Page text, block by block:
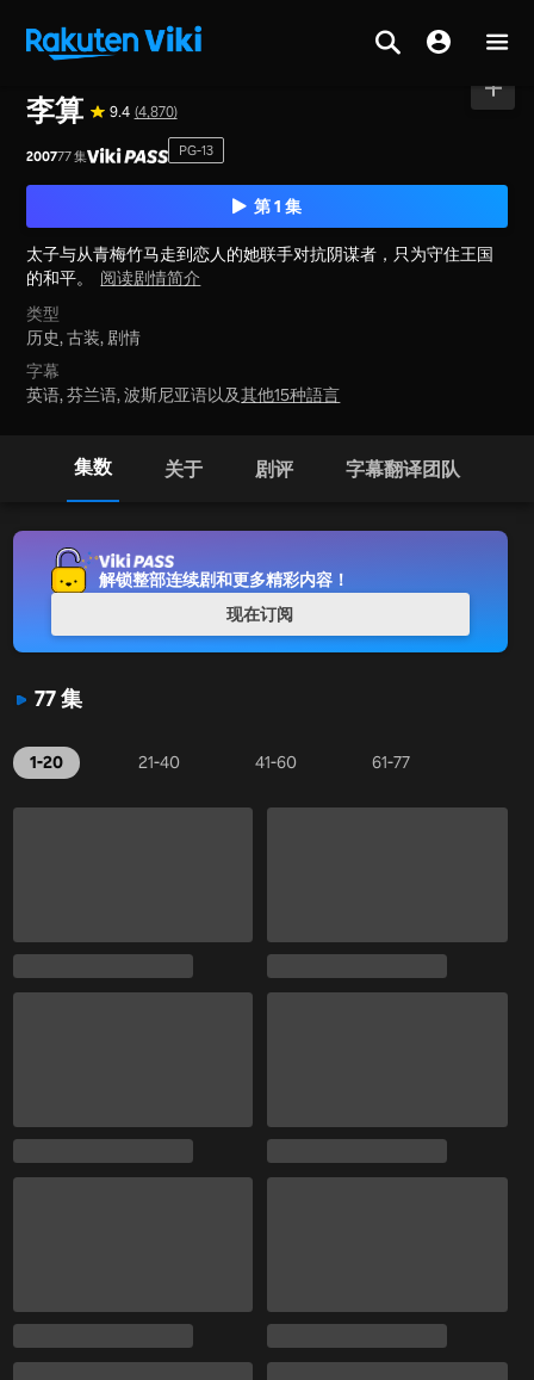
李算 9.4 (4,870)
200777 集 PG-13
第 1 集
太子与从青梅竹马走到恋人的她联手对抗阴谋者，只为守住王国
的和平。
阅读剧情简介
类型
历史,古装, 剧情
字幕
英语, 芬兰语, 波斯尼亚语以及其他15种語言
集数 关于 剧评 字幕翻译团队
77 集
1-20 21-40 41-60 61-77
解锁整部连续剧和更多精彩内容！
现在订阅